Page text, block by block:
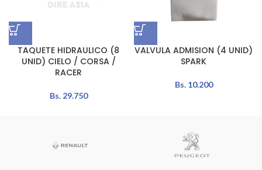
TAQUETE HIDRAULICO (8
UNID) CIELO / CORSA /
RACER
Bs.29.750
VALVULA ADMISION (4 UNID)
SPARK
Bs.10.200